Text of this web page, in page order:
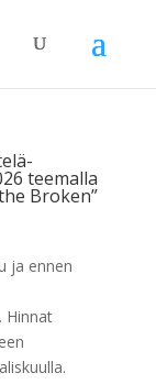
teemalla
Broken”
ja ennen
Hinnat